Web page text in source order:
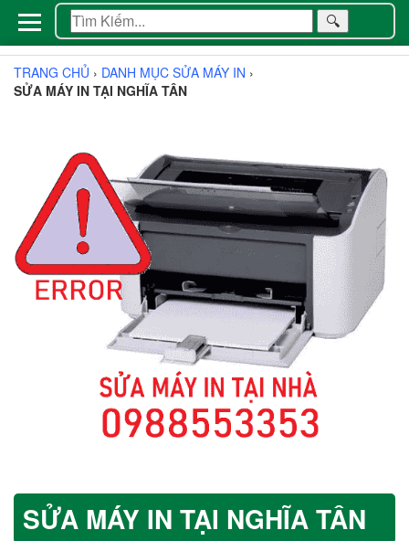
🔍
TRANG CHỦ › DANH MỤC SỬA MÁY IN ›
SỬA MÁY IN TẠI NGHĨA TÂN
SỬA MÁY IN TẠI NGHĨA TÂN